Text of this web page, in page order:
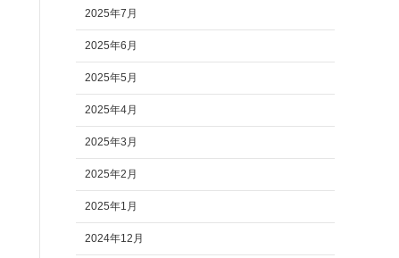
2025年7月
2025年6月
2025年5月
2025年4月
2025年3月
2025年2月
2025年1月
2024年12月